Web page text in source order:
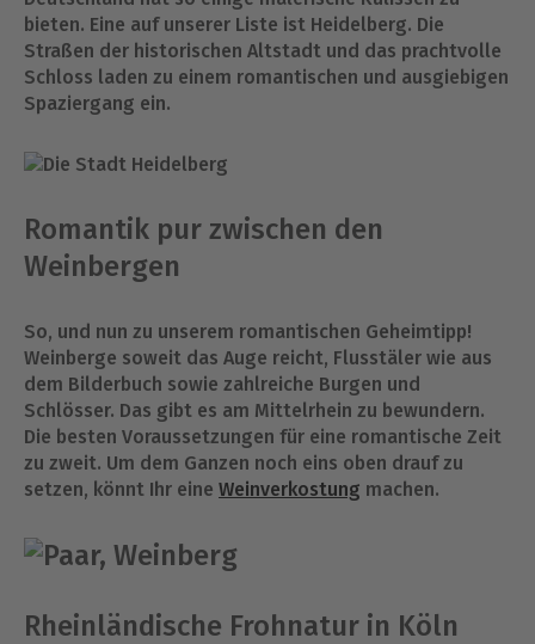
bieten. Eine auf unserer Liste ist Heidelberg. Die
Straßen der historischen Altstadt und das prachtvolle
Schloss laden zu einem romantischen und ausgiebigen
Spaziergang ein.
Romantik pur zwischen den
Weinbergen
So, und nun zu unserem romantischen Geheimtipp!
Weinberge soweit das Auge reicht, Flusstäler wie aus
dem Bilderbuch sowie zahlreiche Burgen und
Schlösser. Das gibt es am Mittelrhein zu bewundern.
Die besten Voraussetzungen für eine romantische Zeit
zu zweit. Um dem Ganzen noch eins oben drauf zu
setzen, könnt Ihr eine Weinverkostung machen.
Rheinländische Frohnatur in Köln